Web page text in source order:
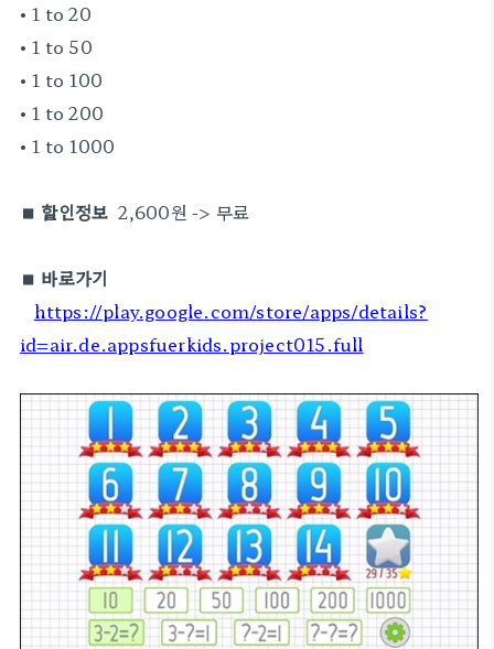
• 1 to 20
• 1 to 50
• 1 to 100
• 1 to 200
• 1 to 1000
■ 할인정보 2,600원 -> 무료
■ 바로가기
https://play.google.com/store/apps/details?
id=air.de.appsfuerkids.project015.full